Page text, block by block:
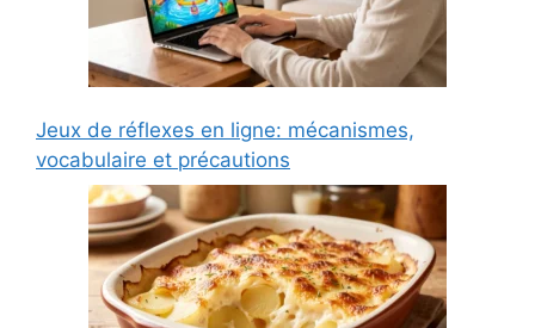
Jeux de réflexes en ligne: mécanismes,
vocabulaire et précautions